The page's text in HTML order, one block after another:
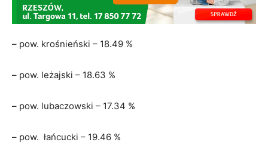
– pow. krośnieński – 18.49 %
– pow. leżajski – 18.63 %
– pow. lubaczowski – 17.34 %
– pow. łańcucki – 19.46 %